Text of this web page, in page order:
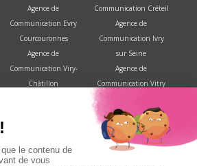
Agence de
Communication Evry
Courcouronnes
Agence de
Communication Viry-
Châtillon
Communication Corbeil
Communication Créteil
Agence de
Communication Ivry
sur Seine
Agence de
Communication Vitry
Agence de
Communication
Villejuif